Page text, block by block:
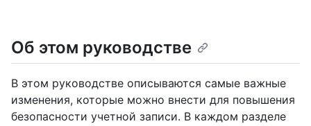
Об этом руководстве
В этом руководстве описываются самые важные
изменения, которые можно внести для повышения
безопасности учетной записи. В каждом разделе